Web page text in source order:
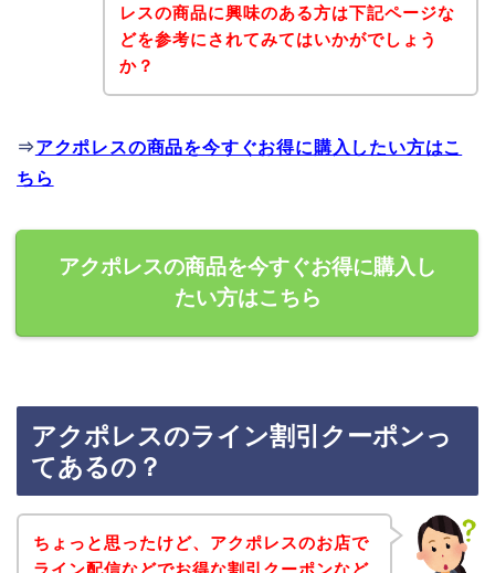
レスの商品に興味のある方は下記ページな
どを参考にされてみてはいかがでしょう
か？
⇒アクポレスの商品を今すぐお得に購入したい方はこ
ちら
アクポレスの商品を今すぐお得に購入し
たい方はこちら
アクポレスのライン割引クーポンっ
てあるの？
ちょっと思ったけど、アクポレスのお店で
ライン配信などでお得な割引クーポンなど